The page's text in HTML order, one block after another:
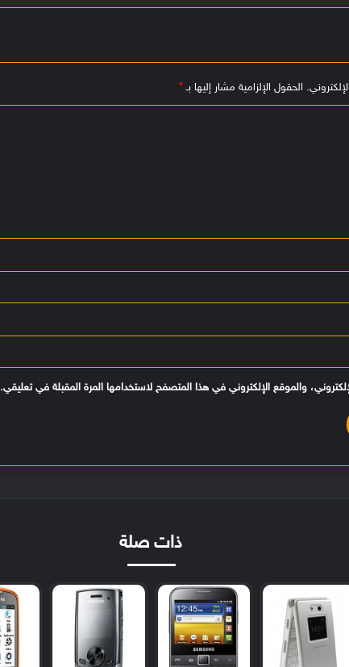
الحقول الإلزامية مشار إليها بـ*
والموقع الإلكتروني في هذا المتصفح لاستخدامها المرة المقبلة في تعليقي.
ذات صلة